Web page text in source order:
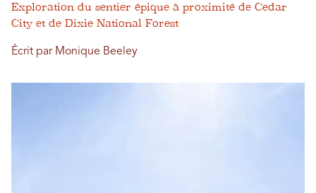
Exploration du sentier épique à proximité de Cedar
City et de Dixie National Forest
Écrit par Monique Beeley